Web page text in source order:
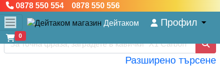
0878 550 554 0878 550 556
Дейтаком Профил
0
Разширено търсене